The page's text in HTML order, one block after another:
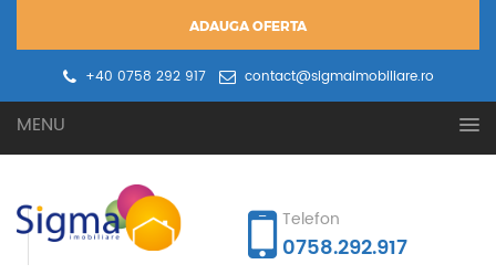
ADAUGA OFERTA
+40 0758 292 917
contact@sigmaimobiliare.ro
MENU
Telefon
0758.292.917